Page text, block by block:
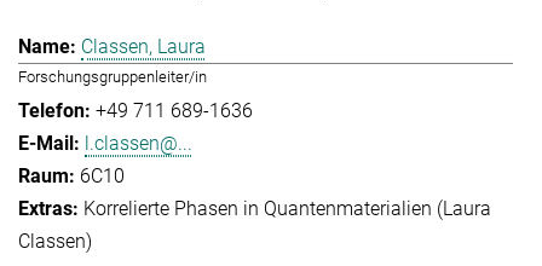
Classen, Laura
Forschungsgruppenleiter/in
+49 711 689-1636
l.classen@...
6C10
Korrelierte Phasen in Quantenmaterialien (Laura
Classen)